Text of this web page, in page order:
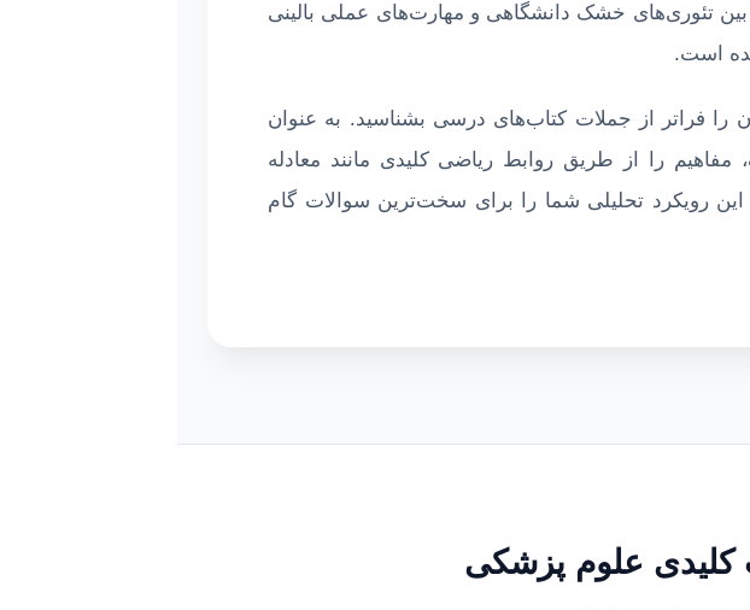
بین تئوری‌های خشک دانشگاهی و مهارت‌های عملی بالینی
است.
را فراتر از جملات کتاب‌های درسی بشناسید. به عنوان
را از طریق روابط ریاضی کلیدی مانند معادله
رویکرد تحلیلی شما را برای سخت‌ترین سوالات گام
علوم پزشکی